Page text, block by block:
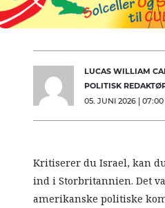
LUCAS WILLIAM
POLITISK
05. JUNI 2026 | 07:00
Kritiserer du Israel, kan
ind i Storbritannien. Det
amerikanske politiske